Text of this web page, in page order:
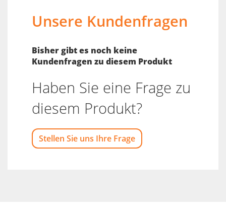
Unsere Kundenfragen
Bisher gibt es noch keine
Kundenfragen zu diesem Produkt
Haben Sie eine Frage zu
diesem Produkt?
Stellen Sie uns Ihre Frage